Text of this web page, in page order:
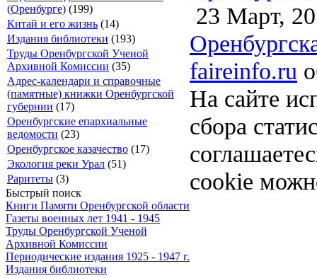
(Оренбурге) (199)
Китай и его жизнь (14)
Издания библиотеки (193)
Труды Оренбургской Ученой
Архивной Комиссии (35)
Адрес-календари и справочные
(памятные) книжки Оренбургской
губернии (17)
Оренбургские епархиальные
ведомости (23)
Оренбургское казачество (17)
Экология реки Урал (51)
Раритеты (3)
Быстрый поиск
Книги Памяти Оренбургской области
Газеты военных лет 1941 - 1945
Труды Оренбургской Ученой
Архивной Комиссии
Периодические издания 1925 - 1947 г.
Издания библиотеки
23 Март,
faireinfo.ru
На сайте
сбора
cookie